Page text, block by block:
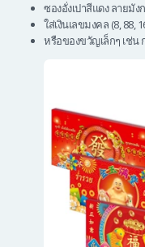
ซองอั่งเปาสีแดง ลายมั
ใส่เงินเลขมงคล (8, 88,
หรือของขวัญเล็กๆ เช่น